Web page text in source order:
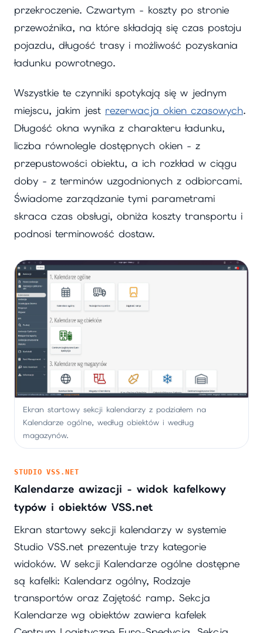
przekroczenie. Czwartym - koszty po stronie
przewoźnika, na które składają się czas postoju
pojazdu, długość trasy i możliwość pozyskania
ładunku powrotnego.
Wszystkie te czynniki spotykają się w jednym
miejscu, jakim jest rezerwacja okien czasowych.
Długość okna wynika z charakteru ładunku,
liczba równolegle dostępnych okien - z
przepustowości obiektu, a ich rozkład w ciągu
doby - z terminów uzgodnionych z odbiorcami.
Świadome zarządzanie tymi parametrami
skraca czas obsługi, obniża koszty transportu i
podnosi terminowość dostaw.
Ekran startowy sekcji kalendarzy z podziałem na
Kalendarze ogólne, według obiektów i według
magazynów.
STUDIO VSS.NET
Kalendarze awizacji - widok kafelkowy
typów i obiektów VSS.net
Ekran startowy sekcji kalendarzy w systemie
Studio VSS.net prezentuje trzy kategorie
widoków. W sekcji Kalendarze ogólne dostępne
są kafelki: Kalendarz ogólny, Rodzaje
transportów oraz Zajętość ramp. Sekcja
Kalendarze wg obiektów zawiera kafelek